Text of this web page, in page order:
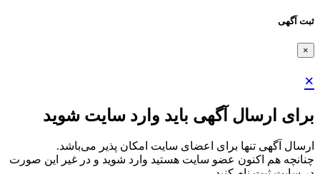
ثبت آگهی
×
×
برای ارسال آگهی باید وارد سایت شوید
ارسال آگهی تنها برای اعضای سایت امکان پذیر می‌باشد.
چنانچه هم‌ اکنون عضو سایت هستید وارد شوید و در غیر این صورت